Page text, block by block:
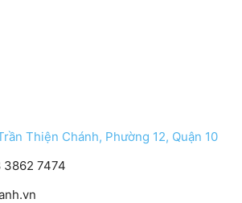
Thiện Chánh, Phường 12, Quận 10
7474